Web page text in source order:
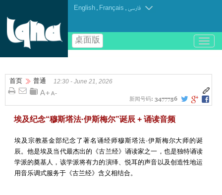
English . Français .فارسی
桌面版
باز
و
کردن
首页 普通 12:30 - June 21, 2026
新闻号码: 3477756
埃及纪念“穆斯塔法·伊斯梅尔”诞辰 + 诵读音频
埃及宗教基金部纪念了著名诵经师穆斯塔法·伊斯梅尔大师的诞
辰。他是埃及当代最杰出的《古兰经》诵读家之一，也是独特诵读
学派的奠基人，该学派将有力的演绎、悦耳的声音以及创造性地运
用音乐调式服务于《古兰经》含义相结合。